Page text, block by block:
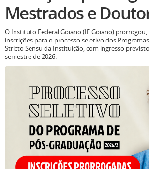
Mestrados e
O Instituto Federal Goiano (IF Goiano) prorrogou,
inscrições para o processo seletivo dos
Stricto Sensu da Instituição, com ingresso
semestre de 2026.